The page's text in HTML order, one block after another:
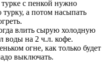
с пенкой нужно
турку, а потом насыпать
влить сырую холодную
воды на 2 ч.л. кофе.
огне, как только будет
выключать.